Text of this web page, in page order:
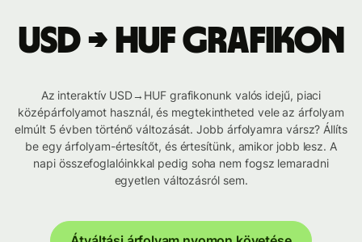
USD → HUF grafikon
Az interaktív USD→HUF grafikonunk valós idejű, piaci
középárfolyamot használ, és megtekintheted vele az árfolyam
elmúlt 5 évben történő változását. Jobb árfolyamra vársz? Állíts
be egy árfolyam-értesítőt, és értesítünk, amikor jobb lesz. A
napi összefoglalóinkkal pedig soha nem fogsz lemaradni
egyetlen változásról sem.